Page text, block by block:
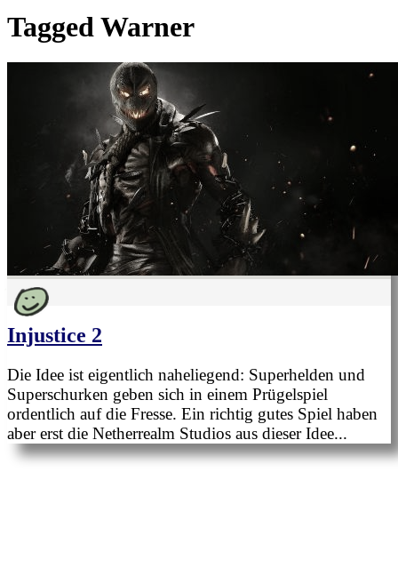
Tagged Warner
Injustice 2
Die Idee ist eigentlich naheliegend: Superhelden und
Superschurken geben sich in einem Prügelspiel
ordentlich auf die Fresse. Ein richtig gutes Spiel haben
aber erst die Netherrealm Studios aus dieser Idee...